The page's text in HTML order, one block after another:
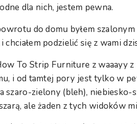
dla nich, jestem pewna.
do domu byłem
chciałem podzielić się z wami
To Strip Furniture z waaayy z
i od tamtej pory jest tylko w
szaro-zielony (bleh), niebiesko-
ale żaden z tych widoków